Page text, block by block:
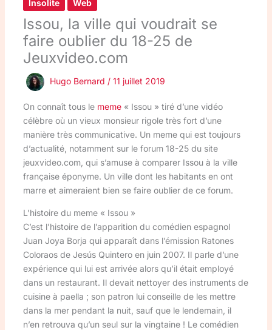
Insolite Web
Issou, la ville qui voudrait se
faire oublier du 18-25 de
Jeuxvideo.com
Hugo Bernard / 11 juillet 2019
On connaît tous le meme« Issou » tiré d’une vidéo
célèbre où un vieux monsieur rigole très fort d’une
manière très communicative. Un meme qui est toujours
d’actualité, notamment sur le forum 18-25 du site
jeuxvideo.com, qui s’amuse à comparer Issou à la ville
française éponyme. Un ville dont les habitants en ont
marre et aimeraient bien se faire oublier de ce forum.
L’histoire du meme « Issou »
C’est l’histoire de l’apparition du comédien espagnol
Juan Joya Borja qui apparaît dans l’émission Ratones
Coloraos de Jesús Quintero en juin 2007. Il parle d’une
expérience qui lui est arrivée alors qu’il était employé
dans un restaurant. Il devait nettoyer des instruments de
cuisine à paella ; son patron lui conseille de les mettre
dans la mer pendant la nuit, sauf que le lendemain, il
n’en retrouva qu’un seul sur la vingtaine ! Le comédien